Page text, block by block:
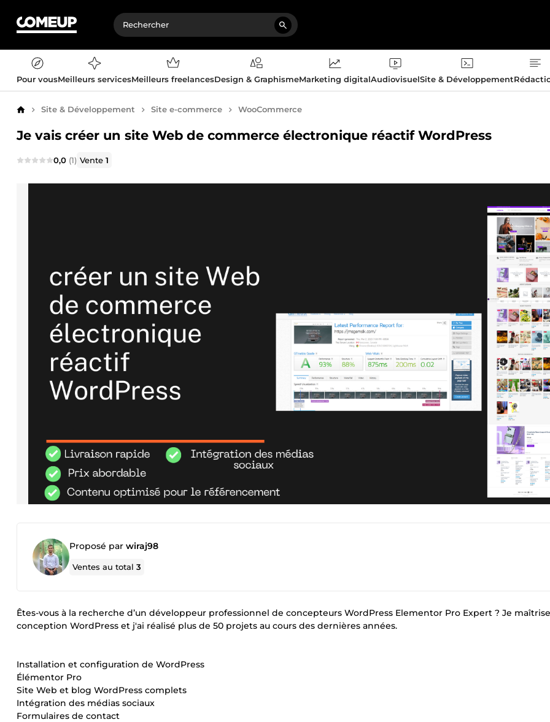
Pour vousMeilleurs servicesMeilleurs freelancesDesign & GraphismeMarketing digitalAudiovisuelSite & Développement
AccueilSite & Développement Site e-commerce WooCommerce
Je vais créer un site Web de commerce électronique réactif WordPress
0,0 (1) Vente1
Proposé par wiraj98
Ventes au total3
Êtes-vous à la recherche d’un développeur professionnel de concepteurs WordPress Elementor Pro Expert ? Je
conception WordPress et j'ai réalisé plus de 50 projets au cours des dernières années.
Installation et configuration de WordPress
Élémentor Pro
Site Web et blog WordPress complets
Intégration des médias sociaux
Formulaires de contact